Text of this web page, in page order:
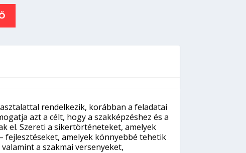
rendelkezik, korábban a feladatai
azt a célt, hogy a szakképzéshez és a
el. Szereti a sikertörténeteket, amelyek
fejlesztéseket, amelyek könnyebbé tehetik
a szakmai versenyeket,